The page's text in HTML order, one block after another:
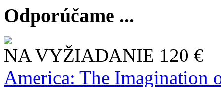
Odporúčame ...
NA VYŽIADANIE 120 €
America: The Imagination